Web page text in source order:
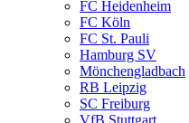
FC Heidenheim
FC Köln
FC St. Pauli
Hamburg SV
Mönchengladbach
RB Leipzig
SC Freiburg